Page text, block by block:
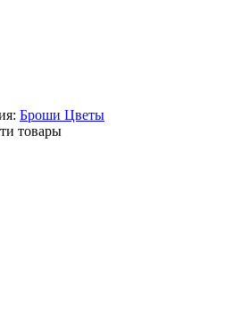
Броши Цветы
товары